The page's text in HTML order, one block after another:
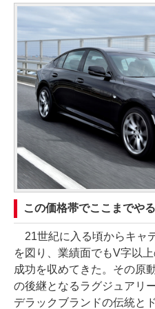
この価格帯でここまでや
21世紀に入る頃からキャ
を図り、業績面でもV字以
成功を収めてきた。その原
の後継となるラグジュアリ
デラックブランドの伝統と